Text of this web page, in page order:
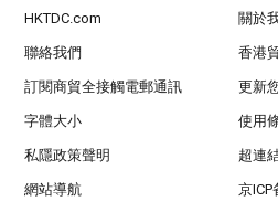
HKTDC.com 關於
聯絡我們 香港
訂閱商貿全接觸電郵通訊 更新
字體大小 使用
私隱政策聲明 超連
網站導航 京ICP